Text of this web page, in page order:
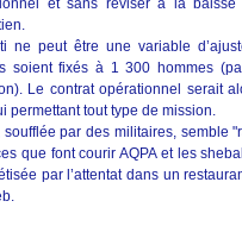
et sans réviser à la
ne peut être une variable
soient fixés à 1 300 hommes
Le contrat opérationnel serait
permettant tout type de mission.
soufflée par des militaires,
que font courir AQPA et les
par l’attentat dans un